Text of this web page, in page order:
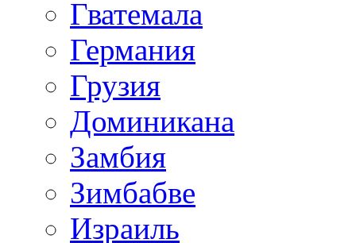
Гватемала
Германия
Грузия
Доминикана
Замбия
Зимбабве
Израиль